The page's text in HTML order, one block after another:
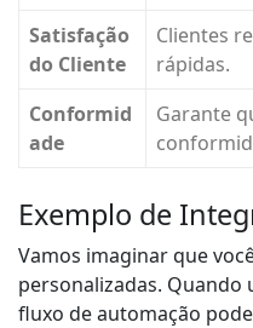
Satisfação
do Cliente
Clientes
rápidas.
Conformid
ade
Garante
Exemplo de
Vamos imaginar que
personalizadas. Quando
fluxo de automação